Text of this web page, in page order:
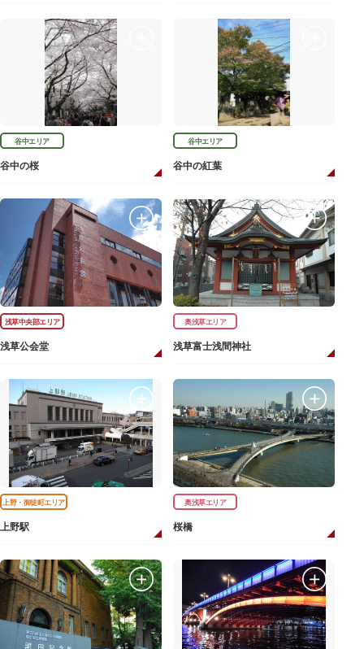
谷中エリア
谷中の桜
谷中エリア
谷中の紅葉
浅草中央部エリア
浅草公会堂
奥浅草エリア
浅草富士浅間神社
上野・御徒町エリア
上野駅
奥浅草エリア
桜橋